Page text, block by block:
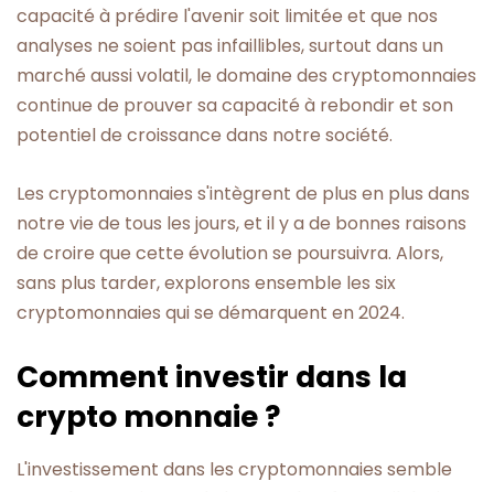
capacité à prédire l'avenir soit limitée et que nos
analyses ne soient pas infaillibles, surtout dans un
marché aussi volatil, le domaine des cryptomonnaies
continue de prouver sa capacité à rebondir et son
potentiel de croissance dans notre société.
Les cryptomonnaies s'intègrent de plus en plus dans
notre vie de tous les jours, et il y a de bonnes raisons
de croire que cette évolution se poursuivra. Alors,
sans plus tarder, explorons ensemble les six
cryptomonnaies qui se démarquent en 2024.
Comment investir dans la
crypto monnaie ?
L'investissement dans les cryptomonnaies semble